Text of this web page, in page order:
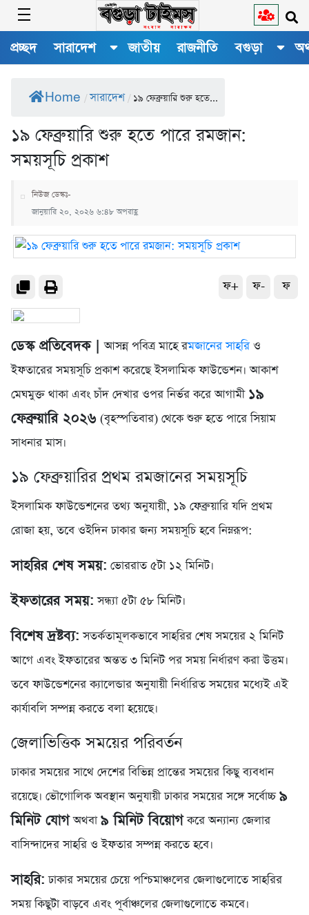
প্রচ্ছদ সারাদেশ জাতীয় রাজনীতি বগুড়া
Home / সারাদেশ / ১৯ ফেব্রুয়ারি শুরু হতে...
১৯ ফেব্রুয়ারি শুরু হতে পারে রমজান:
সময়সূচি প্রকাশ
নিউজ ডেস্কঃ-
জানুয়ারি ২০, ২০২৬ ৬:৪৮ অপরাহ্ণ
ফ+ ফ- ফ
ডেস্ক প্রতিবেদক |আসন্ন পবিত্র মাহে রমজানের সাহরিও
ইফতারের সময়সূচি প্রকাশ করেছে ইসলামিক ফাউন্ডেশন। আকাশ
মেঘমুক্ত থাকা এবং চাঁদ দেখার ওপর নির্ভর করে আগামী ১৯
ফেব্রুয়ারি ২০২৬ (বৃহস্পতিবার) থেকে শুরু হতে পারে সিয়াম
সাধনার মাস।
১৯ ফেব্রুয়ারির প্রথম রমজানের সময়সূচি
ইসলামিক ফাউন্ডেশনের তথ্য অনুযায়ী, ১৯ ফেব্রুয়ারি যদি প্রথম
রোজা হয়, তবে ওইদিন ঢাকার জন্য সময়সূচি হবে নিম্নরূপ:
সাহরির শেষ সময়: ভোররাত ৫টা ১২ মিনিট।
ইফতারের সময়: সন্ধ্যা ৫টা ৫৮ মিনিট।
বিশেষ দ্রষ্টব্য: সতর্কতামূলকভাবে সাহরির শেষ সময়ের ২ মিনিট
আগে এবং ইফতারের অন্তত ৩ মিনিট পর সময় নির্ধারণ করা উত্তম।
তবে ফাউন্ডেশনের ক্যালেন্ডার অনুযায়ী নির্ধারিত সময়ের মধ্যেই এই
কার্যাবলি সম্পন্ন করতে বলা হয়েছে।
জেলাভিত্তিক সময়ের পরিবর্তন
ঢাকার সময়ের সাথে দেশের বিভিন্ন প্রান্তের সময়ের কিছু ব্যবধান
রয়েছে। ভৌগোলিক অবস্থান অনুযায়ী ঢাকার সময়ের সঙ্গে সর্বোচ্চ৯
মিনিট যোগঅথবা৯ মিনিট বিয়োগকরে অন্যান্য জেলার
বাসিন্দাদের সাহরি ও ইফতার সম্পন্ন করতে হবে।
সাহরি: ঢাকার সময়ের চেয়ে পশ্চিমাঞ্চলের জেলাগুলোতে সাহরির
সময় কিছুটা বাড়বে এবং পূর্বাঞ্চলের জেলাগুলোতে কমবে।